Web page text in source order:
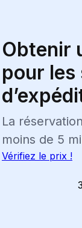
Obtenir
pour
La
moins de 5
Vérifiez le prix !